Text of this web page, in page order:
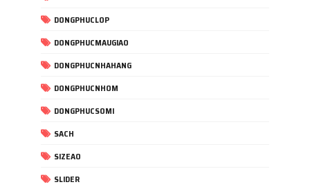
DONGPHUCLOP
DONGPHUCMAUGIAO
DONGPHUCNHAHANG
DONGPHUCNHOM
DONGPHUCSOMI
SACH
SIZEAO
SLIDER